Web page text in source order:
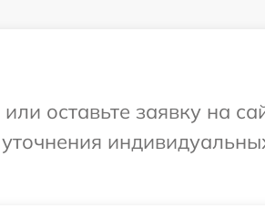
оставьте заявку на